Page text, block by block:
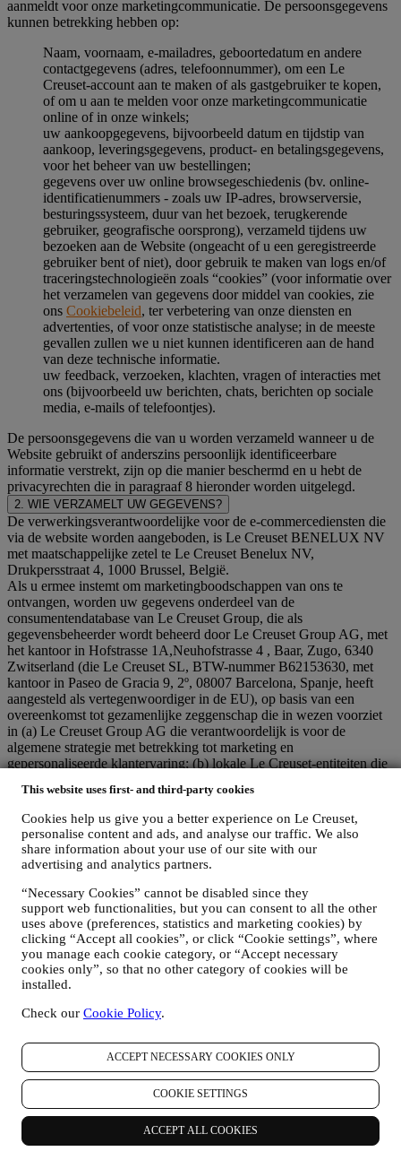
This website uses first- and third-party cookies
Cookies help us give you a better experience on Le Creuset,
personalise content and ads, and analyse our traffic. We also
share information about your use of our site with our
advertising and analytics partners.
“Necessary Cookies” cannot be disabled since they
support web functionalities, but you can consent to all the other
uses above (preferences, statistics and marketing cookies) by
clicking “Accept all cookies”, or click “Cookie settings”, where
you manage each cookie category, or “Accept necessary
cookies only”, so that no other category of cookies will be
installed.
Check our Cookie Policy.
ACCEPT NECESSARY COOKIES ONLY
COOKIE SETTINGS
ACCEPT ALL COOKIES
aanmeldt voor onze marketingcommunicatie. De persoonsgegevens
kunnen betrekking hebben op:
Naam, voornaam, e-mailadres, geboortedatum en andere
contactgegevens (adres, telefoonnummer), om een Le
Creuset-account aan te maken of als gastgebruiker te kopen,
of om u aan te melden voor onze marketingcommunicatie
online of in onze winkels;
uw aankoopgegevens, bijvoorbeeld datum en tijdstip van
aankoop, leveringsgegevens, product- en betalingsgegevens,
voor het beheer van uw bestellingen;
gegevens over uw online browsegeschiedenis (bv. online-
identificatienummers - zoals uw IP-adres, browserversie,
besturingssysteem, duur van het bezoek, terugkerende
gebruiker, geografische oorsprong), verzameld tijdens uw
bezoeken aan de Website (ongeacht of u een geregistreerde
gebruiker bent of niet), door gebruik te maken van logs en/of
traceringstechnologieën zoals “cookies” (voor informatie over
het verzamelen van gegevens door middel van cookies, zie
ons Cookiebeleid, ter verbetering van onze diensten en
advertenties, of voor onze statistische analyse; in de meeste
gevallen zullen we u niet kunnen identificeren aan de hand
van deze technische informatie.
uw feedback, verzoeken, klachten, vragen of interacties met
ons (bijvoorbeeld uw berichten, chats, berichten op sociale
media, e-mails of telefoontjes).
De persoonsgegevens die van u worden verzameld wanneer u de
Website gebruikt of anderszins persoonlijk identificeerbare
informatie verstrekt, zijn op die manier beschermd en u hebt de
privacyrechten die in paragraaf 8 hieronder worden uitgelegd.
2. WIE VERZAMELT UW GEGEVENS?
De verwerkingsverantwoordelijke voor de e-commercediensten die
via de website worden aangeboden, is Le Creuset BENELUX NV
met maatschappelijke zetel te Le Creuset Benelux NV,
Drukpersstraat 4, 1000 Brussel, België.
Als u ermee instemt om marketingboodschappen van ons te
ontvangen, worden uw gegevens onderdeel van de
consumentendatabase van Le Creuset Group, die als
gegevensbeheerder wordt beheerd door Le Creuset Group AG, met
het kantoor in Hofstrasse 1A,Neuhofstrasse 4 , Baar, Zugo, 6340
Zwitserland (die Le Creuset SL, BTW-nummer B62153630, met
kantoor in Paseo de Gracia 9, 2º, 08007 Barcelona, Spanje, heeft
aangesteld als vertegenwoordiger in de EU), op basis van een
overeenkomst tot gezamenlijke zeggenschap die in wezen voorziet
in (a) Le Creuset Group AG die verantwoordelijk is voor de
algemene strategie met betrekking tot marketing en
gepersonaliseerde klantervaring; (b) lokale Le Creuset-entiteiten die
onafhankelijk marketingcommunicatie/initiatieven ontwikkelen op
lokaal niveau (binnen een bepaald land); (c) beide gezamenlijk
beheerders die nodig zijn om de verzoeken van uw betrokkene om
rechten af te handelen.
3. WAAROM VERZAMELEN WIJ DEZE GEGEVENS?
VOOR ONZE WETTELIJKE VERPLICHTINGEN
Mogelijk moeten we bepaalde gegevens over u verwerken om
te voldoen aan onze wettelijke verplichtingen en andere
verplichtingen die voortvloeien uit instructies van de overheid.
OM EEN LE CREUSET-ACCOUNT AAN TE MAKEN
We zullen uw gegevens gebruiken om een Le Creuset-
account aan te maken die u toegang geeft tot een reeks
voordelen voor geregistreerde gebruikers, om beter te kunnen
verzendadressen opslaan, bestellingen bekijken en volgen.
Elke verwerkingsactiviteit is vereist om ons in staat te stellen
deze diensten aan u als Le Creuset-accounthouder te leveren.
OM UW BESTELLINGEN TE BEHEREN EN OM ONZE
PRODUCTEN, DIENSTEN EN ASSISTENTIE AAN U